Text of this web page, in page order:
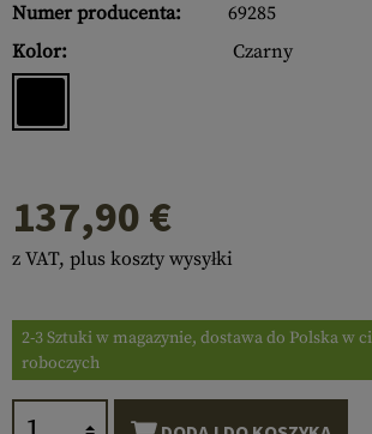
Numer producenta:
69285
Kolor:
Czarny
137,90 €
z VAT, plus koszty wysyłki
2-3 Sztuki w magazynie, dostawa do Polska w
roboczych